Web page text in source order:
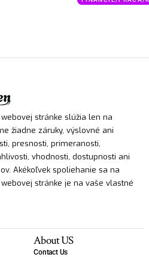
stránke slúžia len na
žiadne záruky, výslovné ani
presnosti, primeranosti,
vhodnosti, dostupnosti ani
Akékoľvek spoliehanie sa na
stránke je na vaše vlastné
About US
Contact Us